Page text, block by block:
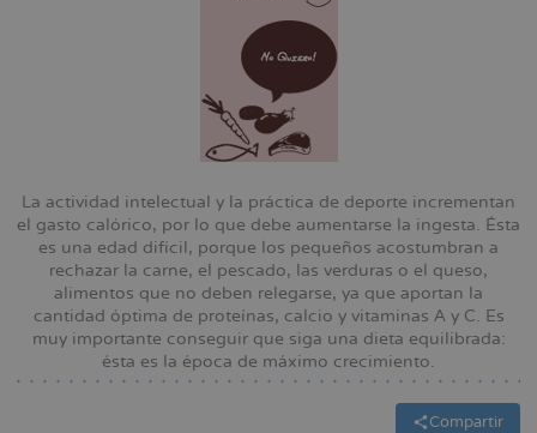
La actividad intelectual y la práctica de deporte incrementan
el gasto calórico, por lo que debe aumentarse la ingesta. Ésta
es una edad difícil, porque los pequeños acostumbran a
rechazar la carne, el pescado, las verduras o el queso,
alimentos que no deben relegarse, ya que aportan la
cantidad óptima de proteínas, calcio y vitaminas A y C. Es
muy importante conseguir que siga una dieta equilibrada:
ésta es la época de máximo crecimiento.
Compartir